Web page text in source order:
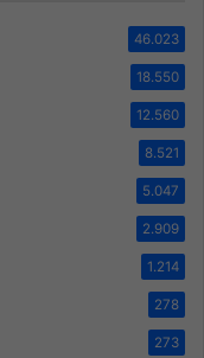
46.023
18.550
12.560
8.521
5.047
2.909
1.214
278
273